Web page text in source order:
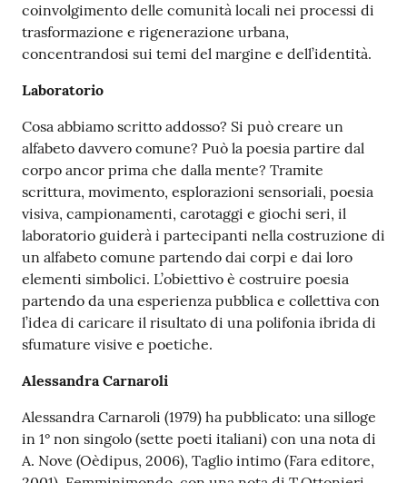
coinvolgimento delle comunità locali nei processi di
trasformazione e rigenerazione urbana,
concentrandosi sui temi del margine e dell’identità.
Laboratorio
Cosa abbiamo scritto addosso? Si può creare un
alfabeto davvero comune? Può la poesia partire dal
corpo ancor prima che dalla mente? Tramite
scrittura, movimento, esplorazioni sensoriali, poesia
visiva, campionamenti, carotaggi e giochi seri, il
laboratorio guiderà i partecipanti nella costruzione di
un alfabeto comune partendo dai corpi e dai loro
elementi simbolici. L’obiettivo è costruire poesia
partendo da una esperienza pubblica e collettiva con
l’idea di caricare il risultato di una polifonia ibrida di
sfumature visive e poetiche.
Alessandra Carnaroli
Alessandra Carnaroli (1979) ha pubblicato: una silloge
in 1° non singolo (sette poeti italiani) con una nota di
A. Nove (Oèdipus, 2006), Taglio intimo (Fara editore,